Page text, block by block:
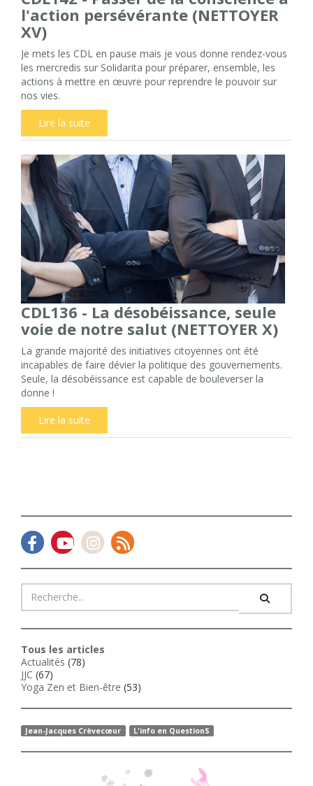
l'action persévérante (NETTOYER
XV)
Je mets les CDL en pause mais je vous donne rendez-vous
les mercredis sur Solidarita pour préparer, ensemble, les
actions à mettre en œuvre pour reprendre le pouvoir sur
nos vies.
Lire la suite
CDL136 - La désobéissance, seule
voie de notre salut (NETTOYER X)
La grande majorité des initiatives citoyennes ont été
incapables de faire dévier la politique des gouvernements.
Seule, la désobéissance est capable de bouleverser la
donne !
Lire la suite
Tous les articles
Actualités (78)
JJC (67)
Yoga Zen et Bien-être (53)
Jean-Jacques Crèvecœur L'info en QuestionS